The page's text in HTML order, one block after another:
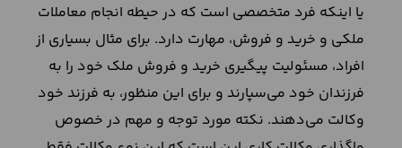
یا اینکه فرد متخصصی است که در حیطه انجام معاملات
ملکی و خرید و فروش، مهارت دارد. برای مثال بسیاری از
افراد، مسئولیت پیگیری خرید و فروش ملک خود را به
فرزندان خود می‌سپارند و برای این منظور، به فرزند خود
وکالت می‌دهند. نکته مورد توجه و مهم در خصوص